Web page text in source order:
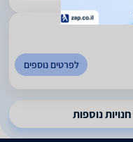
לפרטים נוספים